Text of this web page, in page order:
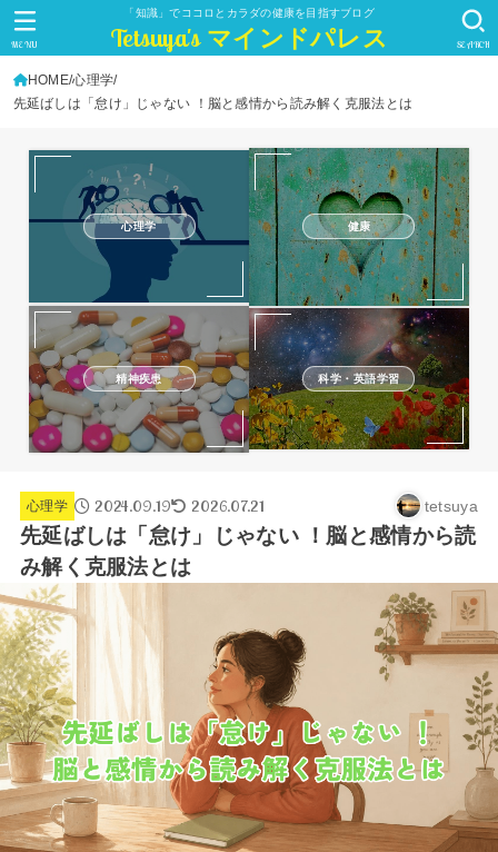
「知識」でココロとカラダの健康を目指すブログ
Tetsuya's マインドパレス SEARCH
MENU
HOME 心理学
先延ばしは「怠け」じゃない ！脳と感情から読み解く克服法とは
心理学 健康
精神疾患 科学・英語学習
心理学 2024.09.19 2026.07.21 tetsuya
先延ばしは「怠け」じゃない ！脳と感情から読
み解く克服法とは